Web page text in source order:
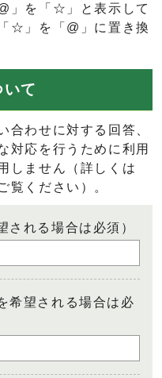
」を「☆」と表示して
☆」を「@」に置き換
て
合わせに対する回答、
対応を行うために利用
しません（詳しくは
覧ください）。
される場合は必須）
希望される場合は必